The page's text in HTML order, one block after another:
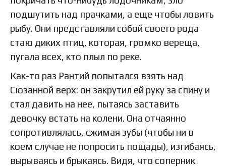
подшутить над прачками, а еще чтобы ловить
рыбу. Они представляли собой своего рода
стаю диких птиц, которая, громко вереща,
пугала всех, кто плыл по реке.
Как-то раз Рантий попытался взять над
Сюзанной верх: он закрутил ей руку за спину и
стал давить на нее, пытаясь заставить
девочку встать на колени. Она отчаянно
сопротивлялась, сжимая зубы (чтобы ни в
коем случае не попросить пощады), изгибаясь,
вырываясь и брыкаясь. Видя, что соперник